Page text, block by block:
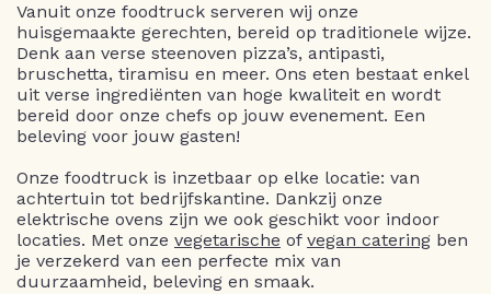
Vanuit onze foodtruck serveren wij onze
huisgemaakte gerechten, bereid op traditionele wijze.
Denk aan verse steenoven pizza’s, antipasti,
bruschetta, tiramisu en meer. Ons eten bestaat enkel
uit verse ingrediënten van hoge kwaliteit en wordt
bereid door onze chefs op jouw evenement. Een
beleving voor jouw gasten!
Onze foodtruck is inzetbaar op elke locatie: van
achtertuin tot bedrijfskantine. Dankzij onze
elektrische ovens zijn we ook geschikt voor indoor
locaties. Met onze vegetarische of vegan catering ben
je verzekerd van een perfecte mix van
duurzaamheid, beleving en smaak.